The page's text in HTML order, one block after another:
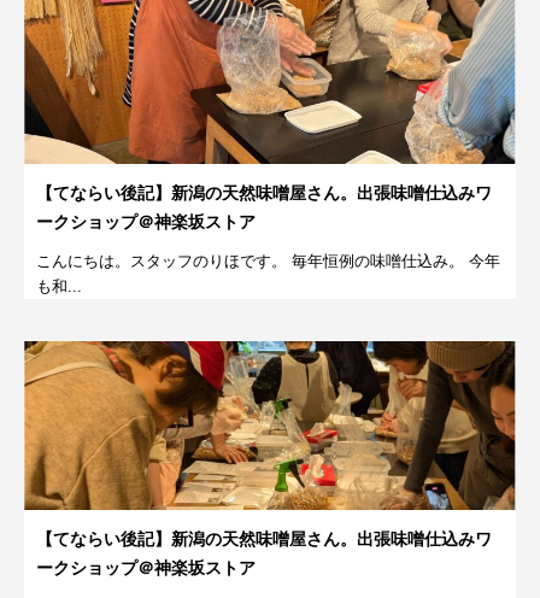
【てならい後記】新潟の天然味噌屋さん。出張味噌仕込みワ
ークショップ＠神楽坂ストア
こんにちは。スタッフのりほです。 毎年恒例の味噌仕込み。 今年
も和...
【てならい後記】新潟の天然味噌屋さん。出張味噌仕込みワ
ークショップ＠神楽坂ストア